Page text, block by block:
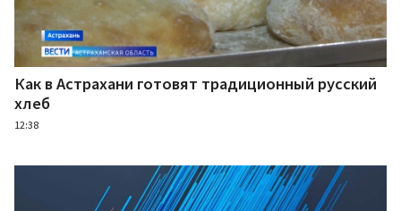
Как в Астрахани готовят традиционный русский
хлеб
12:38